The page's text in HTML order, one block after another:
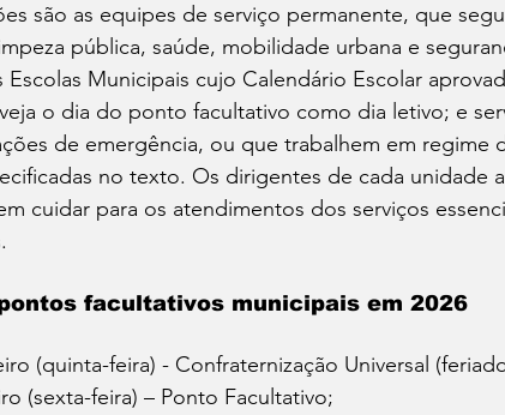
são as equipes de serviço permanente, que
pública, saúde, mobilidade urbana e
Escolas Municipais cujo Calendário Escolar
o dia do ponto facultativo como dia letivo; e
de emergência, ou que trabalhem em regime
no texto. Os dirigentes de cada unidade
cuidar para os atendimentos dos serviços
facultativos municipais em 2026
(quinta-feira) - Confraternização Universal
(sexta-feira) – Ponto Facultativo;